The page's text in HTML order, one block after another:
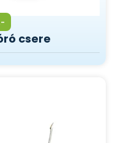
csere